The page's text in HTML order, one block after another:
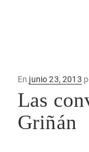
En Publicado
junio 23, 2013
Las
Griñán